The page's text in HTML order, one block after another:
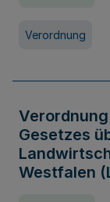
Verordnung
Gesetzes
Westfalen